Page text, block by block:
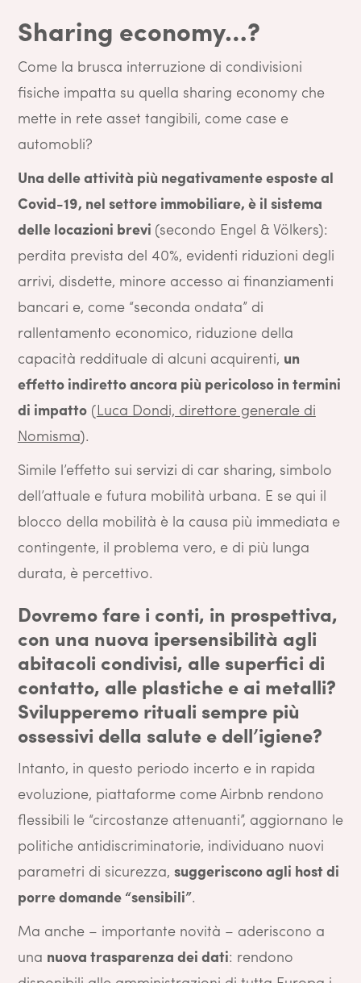
Sharing economy…?
Come la brusca interruzione di condivisioni
fisiche impatta su quella sharing economy che
mette in rete asset tangibili, come case e
automobli?
Una delle attività più negativamente esposte al
Covid-19, nel settore immobiliare, è il sistema
delle locazioni brevi (secondo Engel & Völkers):
perdita prevista del 40%, evidenti riduzioni degli
arrivi, disdette, minore accesso ai finanziamenti
bancari e, come “seconda ondata” di
rallentamento economico, riduzione della
capacità reddituale di alcuni acquirenti, un
effetto indiretto ancora più pericoloso in termini
di impatto(Luca Dondi, direttore generale di
Nomisma).
Simile l’effetto sui servizi di car sharing, simbolo
dell’attuale e futura mobilità urbana. E se qui il
blocco della mobilità è la causa più immediata e
contingente, il problema vero, e di più lunga
durata, è percettivo.
Dovremo fare i conti, in prospettiva,
con una nuova ipersensibilità agli
abitacoli condivisi, alle superfici di
contatto, alle plastiche e ai metalli?
Svilupperemo rituali sempre più
ossessivi della salute e dell’igiene?
Intanto, in questo periodo incerto e in rapida
evoluzione, piattaforme come Airbnb rendono
flessibili le “circostanze attenuanti”, aggiornano le
politiche antidiscriminatorie, individuano nuovi
parametri di sicurezza, suggeriscono agli host di
porre domande “sensibili”.
Ma anche – importante novità – aderiscono a
una nuova trasparenza dei dati: rendono